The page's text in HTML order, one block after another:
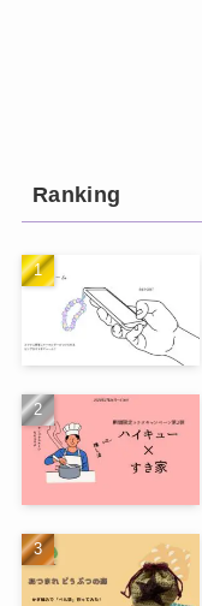
Ranking